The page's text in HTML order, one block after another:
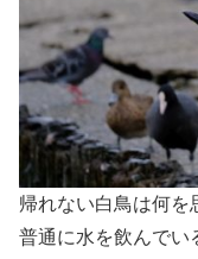
帰れない白鳥は何を
普通に水を飲んでい